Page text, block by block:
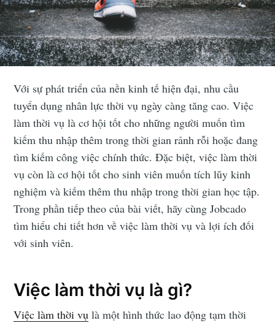
Với sự phát triển của nền kinh tế hiện đại, nhu cầu
tuyển dụng nhân lực thời vụ ngày càng tăng cao. Việc
làm thời vụ là cơ hội tốt cho những người muốn tìm
kiếm thu nhập thêm trong thời gian rảnh rỗi hoặc đang
tìm kiếm công việc chính thức. Đặc biệt, việc làm thời
vụ còn là cơ hội tốt cho sinh viên muốn tích lũy kinh
nghiệm và kiếm thêm thu nhập trong thời gian học tập.
Trong phần tiếp theo của bài viết, hãy cùng Jobcado
tìm hiểu chi tiết hơn về việc làm thời vụ và lợi ích đối
với sinh viên.
Việc làm thời vụ là gì?
Việc làm thời vụ là một hình thức lao động tạm thời